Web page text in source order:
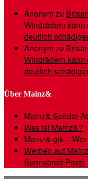
Anonymzu
Windrädern
deutlich
Anonymzu
Windrädern
deutlich
Über Mainz&
Mainz& Solidar-
Was ist Mainz&?
Mainz& gik –
Werben auf
Sponsored Posts